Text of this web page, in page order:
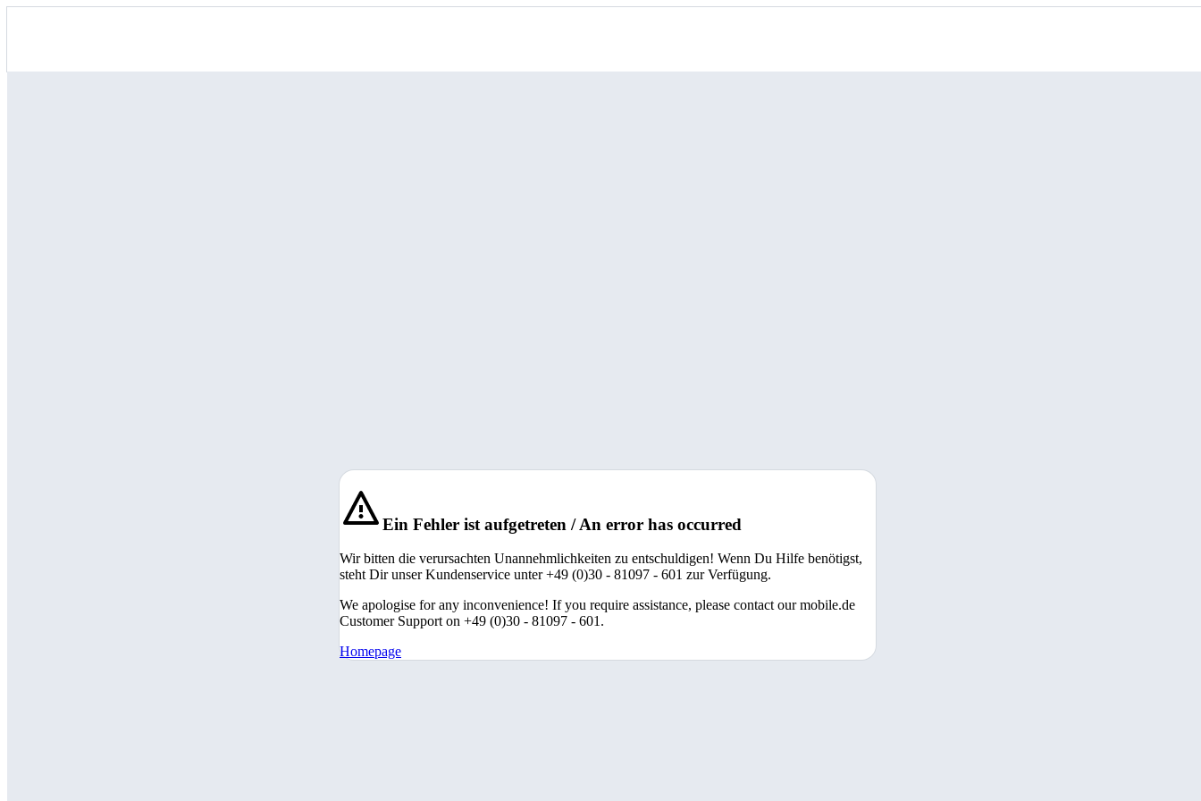
Ein Fehler ist aufgetreten / An error has occurred
Wir bitten die verursachten Unannehmlichkeiten zu entschuldigen! Wenn Du Hilfe benötigst,
steht Dir unser Kundenservice unter +49 (0)30 - 81097 - 601 zur Verfügung.
We apologise for any inconvenience! If you require assistance, please contact our mobile.de
Customer Support on +49 (0)30 - 81097 - 601.
Homepage